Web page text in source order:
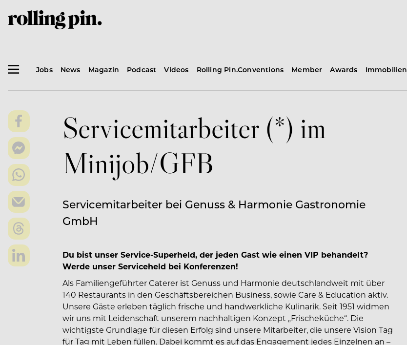
Jobs News Magazin Podcast Videos Rolling Pin.Conventions Member Awards Immobilien
Servicemitarbeiter (*) im
Minijob/GFB
Servicemitarbeiter bei Genuss & Harmonie Gastronomie
GmbH
Du bist unser Service-Superheld, der jeden Gast wie einen VIP behandelt?
Werde unser Serviceheld bei Konferenzen!
Als Familiengeführter Caterer ist Genuss und Harmonie deutschlandweit mit über
140 Restaurants in den Geschäftsbereichen Business, sowie Care & Education aktiv.
Unsere Gäste erleben täglich frische und handwerkliche Kulinarik. Seit 1951 widmen
wir uns mit Leidenschaft unserem nachhaltigen Konzept „Frischeküche“. Die
wichtigste Grundlage für diesen Erfolg sind unsere Mitarbeiter, die unsere Vision Tag
für Tag mit Leben füllen. Dabei kommt es auf das Engagement jedes Einzelnen an –